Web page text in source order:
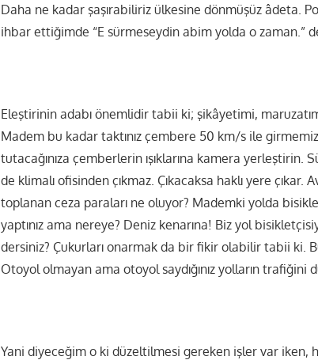
Daha ne kadar şaşırabiliriz ülkesine dönmüşüz âdeta.
ihbar ettiğimde “E sürmeseydin abim yolda o zaman.”
Eleştirinin adabı önemlidir tabii ki; şikâyetimi,
Madem bu kadar taktınız çembere 50 km/s ile
tutacağınıza çemberlerin ışıklarına kamera yerleştirin.
de klimalı ofisinden çıkmaz. Çıkacaksa haklı yere
toplanan ceza paraları ne oluyor? Mademki yolda
yaptınız ama nereye? Deniz kenarına! Biz yol
dersiniz? Çukurları onarmak da bir fikir olabilir tabii ki.
Otoyol olmayan ama otoyol saydığınız yolların
Yani diyeceğim o ki düzeltilmesi gereken işler var iken,